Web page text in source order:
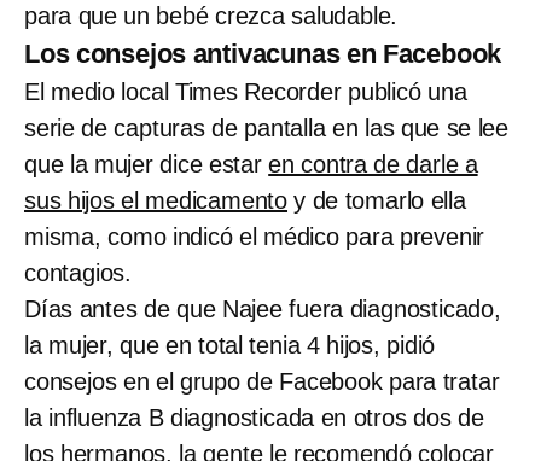
para que un bebé crezca saludable.
Los consejos antivacunas en Facebook
El medio local Times Recorder publicó una
serie de capturas de pantalla en las que se lee
que la mujer dice estaren contra de darle a
sus hijos el medicamento y de tomarlo ella
misma, como indicó el médico para prevenir
contagios.
Días antes de que Najee fuera diagnosticado,
la mujer, que en total tenia 4 hijos, pidió
consejos en el grupo de Facebook para tratar
la influenza B diagnosticada en otros dos de
los hermanos, la gente le recomendó colocar